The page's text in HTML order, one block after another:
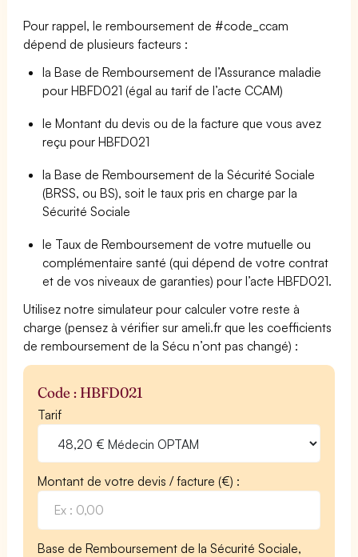
Pour rappel, le remboursement de #code_ccam
dépend de plusieurs facteurs :
la Base de Remboursement de l’Assurance maladie
pour HBFD021 (égal au tarif de l’acte CCAM)
le Montant du devis ou de la facture que vous avez
reçu pour HBFD021
la Base de Remboursement de la Sécurité Sociale
(BRSS, ou BS), soit le taux pris en charge par la
Sécurité Sociale
le Taux de Remboursement de votre mutuelle ou
complémentaire santé (qui dépend de votre contrat
et de vos niveaux de garanties) pour l’acte HBFD021.
Utilisez notre simulateur pour calculer votre reste à
charge (pensez à vérifier sur ameli.fr que les coefficients
de remboursement de la Sécu n’ont pas changé) :
Code : HBFD021
Tarif
Montant de votre devis / facture (€) :
Base de Remboursement de la Sécurité Sociale,